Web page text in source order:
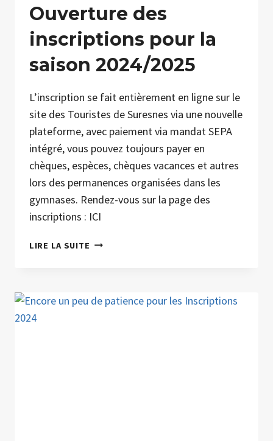
Ouverture des
inscriptions pour la
saison 2024/2025
L’inscription se fait entièrement en ligne sur le
site des Touristes de Suresnes via une nouvelle
plateforme, avec paiement via mandat SEPA
intégré, vous pouvez toujours payer en
chèques, espèces, chèques vacances et autres
lors des permanences organisées dans les
gymnases. Rendez-vous sur la page des
inscriptions : ICI
LIRE LA SUITE LUNDI
OUVERTURE